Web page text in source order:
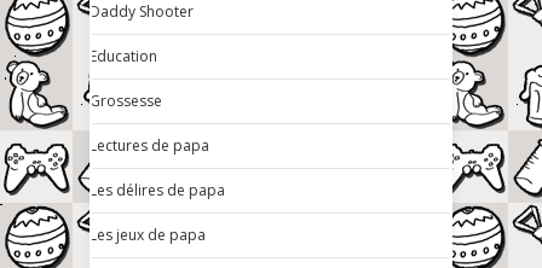
Daddy Shooter
Education
Grossesse
Lectures de papa
Les délires de papa
Les jeux de papa